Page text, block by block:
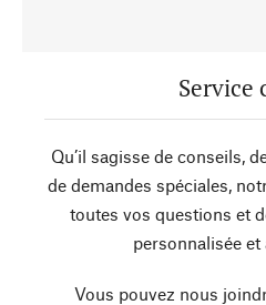
Service
Qu’il sagisse de conseils,
de demandes spéciales,
toutes vos questions et
personnalisée
Vous pouvez nous